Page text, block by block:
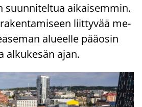
suun­ni­tel­tua ai­kai­sem­min.
liit­ty­vää me­
alu­eel­le pää­osin
al­ku­ke­sän ajan.